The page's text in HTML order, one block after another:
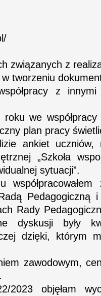
związanych z
tworzeniu
z
we
plan pracy
ankiet
„Szkoła
sytuacji”.
Pedagogiczną
Rady
dyskusji były
dzięki, którym
zawodowym,
2023 objęłam